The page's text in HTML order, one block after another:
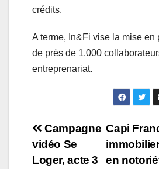
crédits.
A terme, In&Fi vise la mise en
de près de 1.000
entreprenariat.
Navigation
de
Capi
en
Campagne
vidéo Se
Loger, acte 3